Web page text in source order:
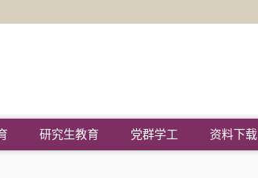
研究生教育 党群学工 资料下载